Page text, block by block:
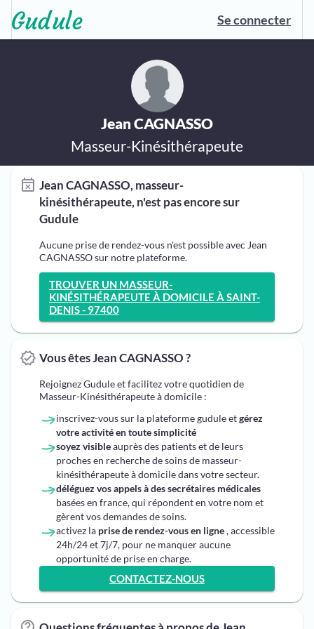
Se connecter
Jean CAGNASSO
Masseur-Kinésithérapeute
Jean CAGNASSO, masseur-
kinésithérapeute, n'est pas encore sur
Gudule
Aucune prise de rendez-vous n'est possible avec Jean
CAGNASSO sur notre plateforme.
TROUVER UN MASSEUR-
KINÉSITHÉRAPEUTE À DOMICILE À SAINT-
DENIS - 97400
Vous êtes Jean CAGNASSO ?
Rejoignez Gudule et facilitez votre quotidien de
Masseur-Kinésithérapeute à domicile :
inscrivez-vous sur la plateforme gudule etgérez
votre activité en toute simplicité
soyez visibleauprès des patients et de leurs
proches en recherche de soins de masseur-
kinésithérapeute à domicile dans votre secteur.
déléguez vos appels à des secrétaires médicales
basées en france, qui répondent en votre nom et
gèrent vos demandes de soins.
activez la prise de rendez-vous en ligne, accessible
24h/24 et 7j/7, pour ne manquer aucune
opportunité de prise en charge.
CONTACTEZ-NOUS